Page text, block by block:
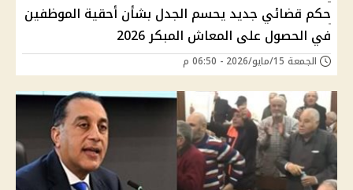
حكم قضائي جديد يحسم الجدل بشأن أحقية الموظفين
في الحصول على المعاش المبكر 2026
الجمعة 15/مايو/2026 - 06:50 م